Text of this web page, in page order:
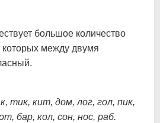
большое количество
между двумя
тик, кит, дом, лог, гол, пик,
бар, кол, сон, нос, раб.